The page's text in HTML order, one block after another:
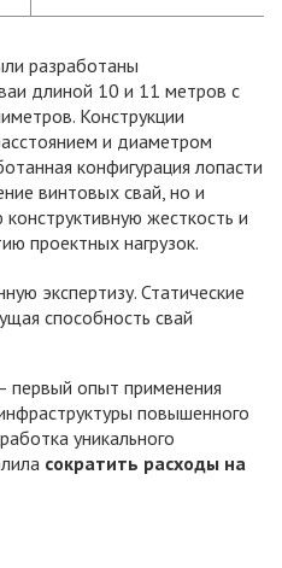
разработаны
длиной 10 и 11 метров с
Конструкции
и диаметром
конфигурация лопасти
винтовых свай, но и
жесткость и
проектных нагрузок.
экспертизу. Статические
способность свай
первый опыт применения
повышенного
уникального
сократить расходы на